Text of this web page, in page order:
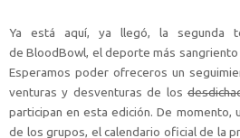
Ya está aquí, ya llegó, la segunda
de BloodBowl, el deporte más
Esperamos poder ofreceros un
venturas y desventuras de los
participan en esta edición. De momento,
de los grupos, el calendario oficial de la